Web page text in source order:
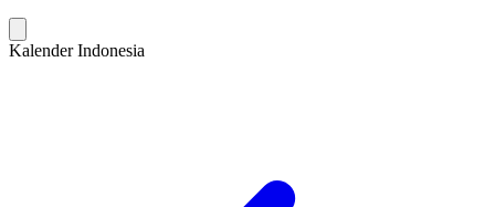
Kalender Indonesia